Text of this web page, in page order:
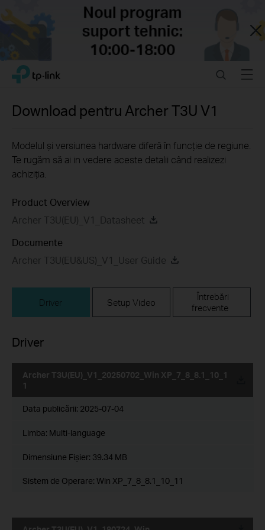
Close
Click
navigation
TP-Link, Reliably Smart SearchMenu
Download pentru Archer T3U V1
Modelul și versiunea hardware diferă în funcție de regiune.
Te rugăm să ai in vedere aceste detalii când realizezi
achiziția.
Product Overview
Archer T3U(EU)_V1_Datasheet
Documente
Archer T3U(EU&US)_V1_User Guide
Driver Setup Video
Întrebări
frecvente
Driver
Archer T3U(EU)_V1_20250702_Win XP_7_8_8.1_10_1
1
Data publicării: 2025-07-04
Limba: Multi-language
Dimensiune Fişier: 39.34 MB
Sistem de Operare: Win XP_7_8_8.1_10_11